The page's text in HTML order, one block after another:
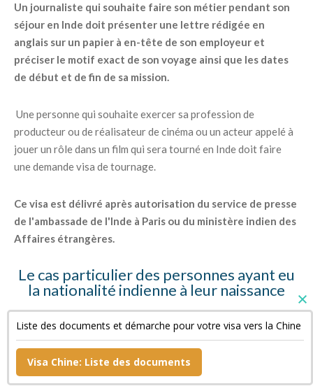
Un journaliste qui souhaite faire son métier pendant son
séjour en Inde doit présenter une lettre rédigée en
anglais sur un papier à en-tête de son employeur et
préciser le motif exact de son voyage ainsi que les dates
de début et de fin de sa mission.
Une personne qui souhaite exercer sa profession de
producteur ou de réalisateur de cinéma ou un acteur appelé à
jouer un rôle dans un film qui sera tourné en Inde doit faire
une demande visa de tournage.
Ce visa est délivré après autorisation du service de presse
de l'ambassade de l'Inde à Paris ou du ministère indien des
Affaires étrangères.
Le cas particulier des personnes ayant eu
la nationalité indienne à leur naissance
Ces personnes doivent fournir des copies de leur « Surrender
Certificate » et de leur passeport indien annulé ainsi qu'une
déclaration sur l'honneur.
Liste des documents et démarche pour votre visa vers la Chine
Visa Chine: Liste des documents